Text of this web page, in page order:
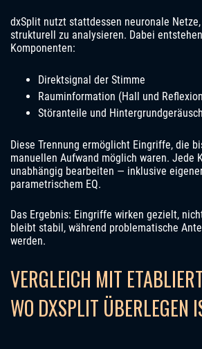
dxSplit nutzt stattdessen neuronale
strukturell zu analysieren. Dabei
Komponenten:
Direktsignal der Stimme
Rauminformation (Hall und
Störanteile und
Diese Trennung ermöglicht Eingriffe, die
manuellen Aufwand möglich waren. Jede
unabhängig bearbeiten — inklusive
parametrischem EQ.
Das Ergebnis: Eingriffe wirken gezielt,
bleibt stabil, während problematische
werden.
VERGLEICH MIT
WO DXSPLIT ÜBERLEGEN